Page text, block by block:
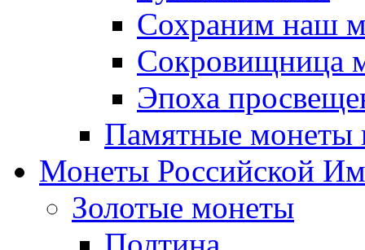
Сохраним наш
Сокровищница
Эпоха
Памятные монеты
Монеты Российской
Золотые монеты